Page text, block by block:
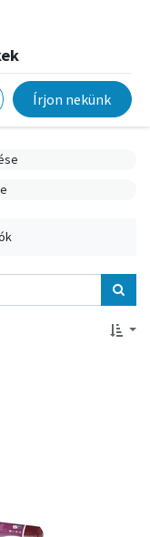
Írjon nekünk